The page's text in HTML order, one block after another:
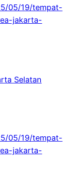
05/19/tempat-
jakarta-
Selatan
05/19/tempat-
jakarta-